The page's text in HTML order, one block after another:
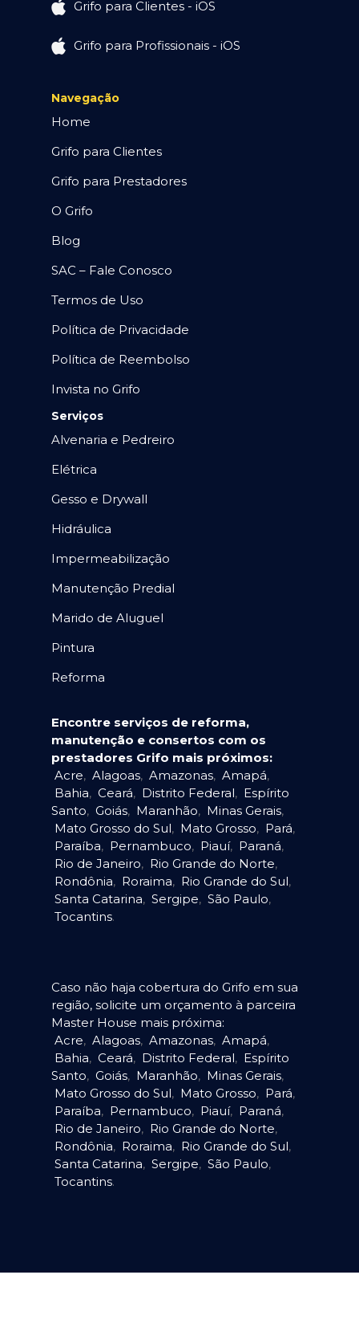
Grifo para Clientes - iOS
Grifo para Profissionais - iOS
Navegação
Home
Grifo para Clientes
Grifo para Prestadores
O Grifo
Blog
SAC – Fale Conosco
Termos de Uso
Política de Privacidade
Política de Reembolso
Invista no Grifo
Serviços
Alvenaria e Pedreiro
Elétrica
Gesso e Drywall
Hidráulica
Impermeabilização
Manutenção Predial
Marido de Aluguel
Pintura
Reforma
Encontre serviços de reforma,
manutenção e consertos com os
prestadores Grifo mais próximos:
Acre, Alagoas, Amazonas, Amapá,
Bahia, Ceará, Distrito Federal, Espírito
Santo, Goiás, Maranhão, Minas Gerais,
Mato Grosso do Sul, Mato Grosso, Pará,
Paraíba, Pernambuco, Piauí, Paraná,
Rio de Janeiro, Rio Grande do Norte,
Rondônia, Roraima, Rio Grande do Sul,
Santa Catarina, Sergipe, São Paulo,
Tocantins.
Caso não haja cobertura do Grifo em sua
região, solicite um orçamento à parceira
Master House mais próxima:
Acre, Alagoas, Amazonas, Amapá,
Bahia, Ceará, Distrito Federal, Espírito
Santo, Goiás, Maranhão, Minas Gerais,
Mato Grosso do Sul, Mato Grosso, Pará,
Paraíba, Pernambuco, Piauí, Paraná,
Rio de Janeiro, Rio Grande do Norte,
Rondônia, Roraima, Rio Grande do Sul,
Santa Catarina, Sergipe, São Paulo,
Tocantins.